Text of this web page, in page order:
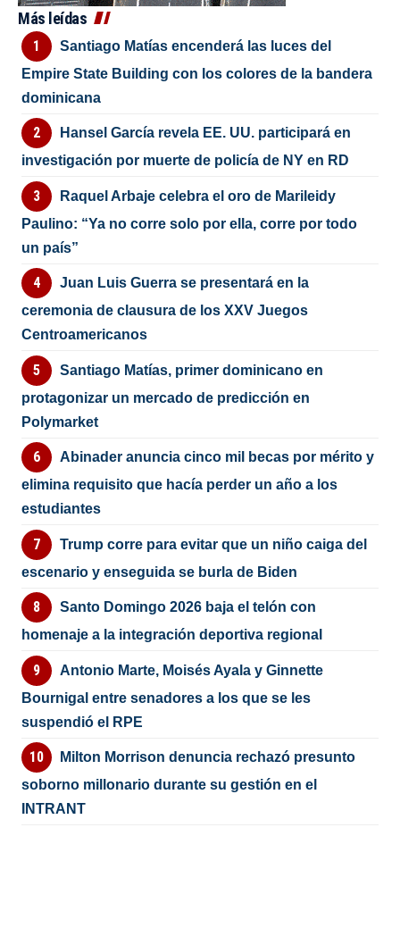
Más leídas
Santiago Matías encenderá las luces del
Empire State Building con los colores de la bandera
dominicana
Hansel García revela EE. UU. participará en
investigación por muerte de policía de NY en RD
Raquel Arbaje celebra el oro de Marileidy
Paulino: “Ya no corre solo por ella, corre por todo
un país”
Juan Luis Guerra se presentará en la
ceremonia de clausura de los XXV Juegos
Centroamericanos
Santiago Matías, primer dominicano en
protagonizar un mercado de predicción en
Polymarket
Abinader anuncia cinco mil becas por mérito y
elimina requisito que hacía perder un año a los
estudiantes
Trump corre para evitar que un niño caiga del
escenario y enseguida se burla de Biden
Santo Domingo 2026 baja el telón con
homenaje a la integración deportiva regional
Antonio Marte, Moisés Ayala y Ginnette
Bournigal entre senadores a los que se les
suspendió el RPE
Milton Morrison denuncia rechazó presunto
soborno millonario durante su gestión en el
INTRANT